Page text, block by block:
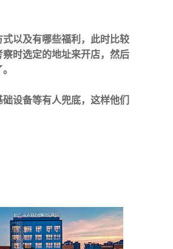
以及有哪些福利，此时比较
时选定的地址来开店，然后
设备等有人兜底，这样他们